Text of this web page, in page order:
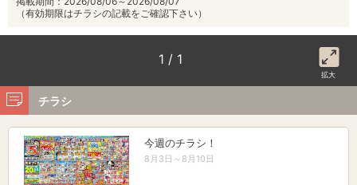
（有効期限はチラシの記載をご確認下さい）
1 / 1
拡大
チラシ
今週のチラシ！
8月3日～8月10日